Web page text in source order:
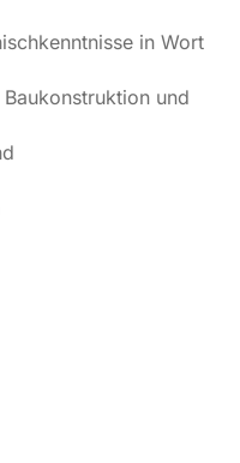
in Wort
und